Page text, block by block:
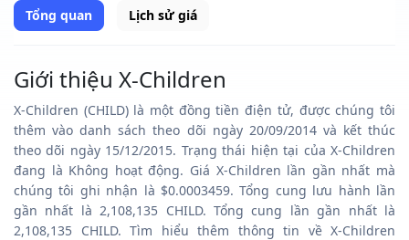
Tổng quan Lịch sử giá
Giới thiệu X-Children
X-Children (CHILD) là một đồng tiền điện tử, được chúng tôi
thêm vào danh sách theo dõi ngày 20/09/2014 và kết thúc
theo dõi ngày 15/12/2015. Trạng thái hiện tại của X-Children
đang là Không hoạt động. Giá X-Children lần gần nhất mà
chúng tôi ghi nhận là $0.0003459. Tổng cung lưu hành lần
gần nhất là 2,108,135 CHILD. Tổng cung lần gần nhất là
2,108,135 CHILD. Tìm hiểu thêm thông tin về X-Children